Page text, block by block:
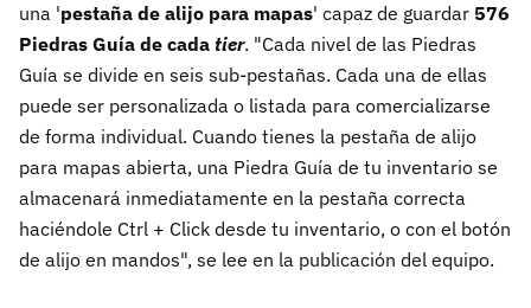
una 'pestaña de alijo para mapas' capaz de guardar 576
Piedras Guía de cada tier. "Cada nivel de las Piedras
Guía se divide en seis sub-pestañas. Cada una de ellas
puede ser personalizada o listada para comercializarse
de forma individual. Cuando tienes la pestaña de alijo
para mapas abierta, una Piedra Guía de tu inventario se
almacenará inmediatamente en la pestaña correcta
haciéndole Ctrl + Click desde tu inventario, o con el botón
de alijo en mandos", se lee en la publicación del equipo.